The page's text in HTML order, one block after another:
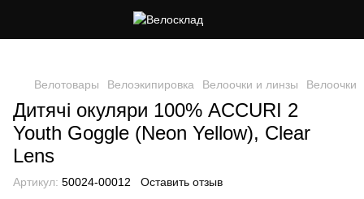
Велотовары Велоэкипировка Велоочки и линзы Велоочки
Дитячі окуляри 100% ACCURI 2
Youth Goggle (Neon Yellow), Clear
Lens
Артикул: 50024-00012 Оставить отзыв